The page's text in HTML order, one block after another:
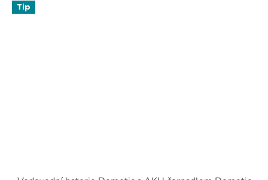
Tip